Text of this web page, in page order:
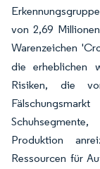
von 2,69
Warenzeichen
die erheblichen
Risiken, die
Produktion
Ressourcen für